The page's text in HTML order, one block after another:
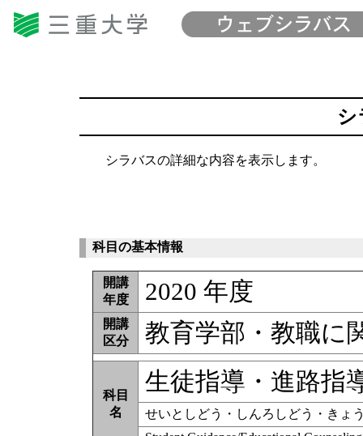
シ
シラバスの詳細な内容を表示します。
科目の基本情報
開講
年度
2020 年度
開講
区分
教育学部・教職に
科目
名
生徒指導・進路指
せいとしどう・しんろしどう・きょ